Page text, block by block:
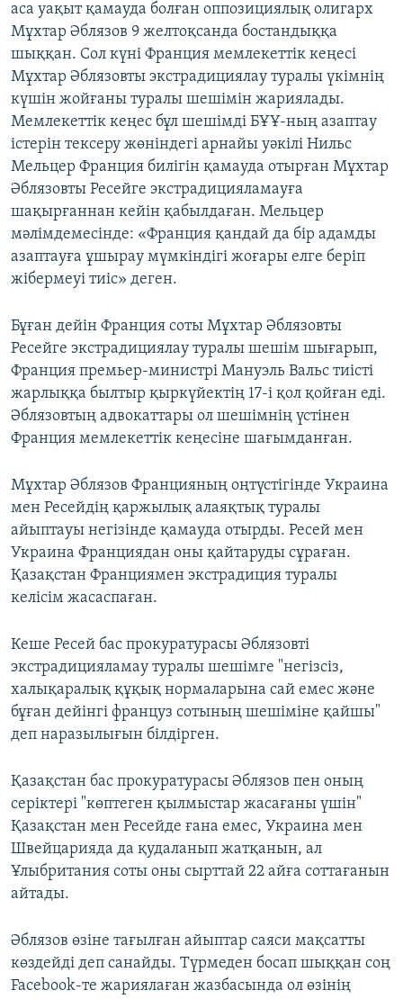
аса уақыт қамауда болған оппозициялық олигарх
Мұхтар Әблязов 9 желтоқсанда бостандыққа
шыққан. Сол күні Франция мемлекеттік кеңесі
Мұхтар Әблязовты экстрадициялау туралы үкімнің
күшін жойғаны туралы шешімін жариялады.
Мемлекеттік кеңес бұл шешімді БҰҰ-ның азаптау
істерін тексеру жөніндегі арнайы уәкілі Нильс
Мельцер Франция билігін қамауда отырған Мұхтар
Әблязовты Ресейге экстрадицияламауға
шақырғаннан кейін қабылдаған. Мельцер
мәлімдемесінде: «Франция қандай да бір адамды
азаптауға ұшырау мүмкіндігі жоғары елге беріп
жібермеуі тиіс» деген.
Бұған дейін Франция соты Мұхтар Әблязовты
Ресейге экстрадициялау туралы шешім шығарып,
Франция премьер-министрі Мануэль Вальс тиісті
жарлыққа былтыр қыркүйектің 17-і қол қойған еді.
Әблязовтың адвокаттары ол шешімнің үстінен
Франция мемлекеттік кеңесіне шағымданған.
Мұхтар Әблязов Францияның оңтүстігінде Украина
мен Ресейдің қаржылық алаяқтық туралы
айыптауы негізінде қамауда отырды. Ресей мен
Украина Франциядан оны қайтаруды сұраған.
Қазақстан Франциямен экстрадиция туралы
келісім жасаспаған.
Кеше Ресей бас прокуратурасы Әблязовті
экстрадицияламау туралы шешімге "негізсіз,
халықаралық құқық нормаларына сай емес және
бұған дейінгі француз сотының шешіміне қайшы"
деп наразылығын білдірген.
Қазақстан бас прокуратурасы Әблязов пен оның
серіктері "көптеген қылмыстар жасағаны үшін"
Қазақстан мен Ресейде ғана емес, Украина мен
Швейцарияда да қудаланып жатқанын, ал
Ұлыбритания соты оны сырттай 22 айға соттағанын
айтады.
Әблязов өзіне тағылған айыптар саяси мақсатты
көздейді деп санайды. Түрмеден босап шыққан соң
Facebook-те жариялаған жазбасында ол өзінің